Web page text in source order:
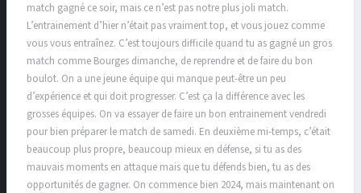
match gagné ce soir, mais ce n’est pas notre plus joli match.
L’entrainement d’hier n’était pas vraiment top, et vous jouez comme
vous vous entraînez. C’est toujours difficile quand tu as gagné un gros
match comme Bourges dimanche, de reprendre et de faire du bon
boulot. On a une jeune équipe qui manque peut-être un peu
d’expérience et qui doit progresser. C’est ça la différence avec les
grosses équipes. On va essayer de faire un bon entrainement vendredi
pour bien préparer le match de samedi. En deuxième mi-temps, c’était
beaucoup plus propre, beaucoup mieux en défense, si tu as des
mauvais moments en attaque mais que tu défends bien, tu as des
opportunités de gagner. On commence bien 2024, mais maintenant on